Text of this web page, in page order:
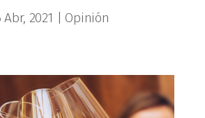
Abr, 2021 Opinión